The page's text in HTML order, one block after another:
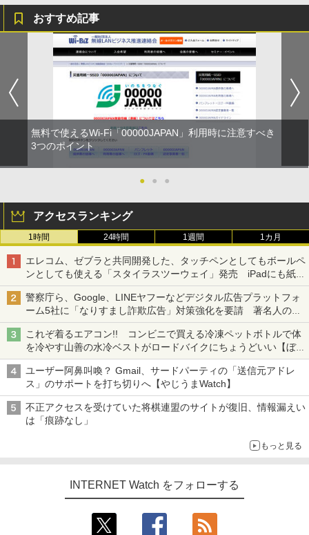
おすすめ記事
無料で使えるWi-Fi「00000JAPAN」利用時に注意すべき
3つのポイント
● ● ●
アクセスランキング
1時間 24時間 1週間 1カ月
エレコム、ゼブラと共同開発した、タッチペンとしてもボールペ
ンとしても使える「スタイラスツーウェイ」発売 iPadにも紙に
も、持ち替えずに書き込める
警察庁ら、Google、LINEヤフーなどデジタル広告プラットフォ
ーム5社に「なりすまし詐欺広告」対策強化を要請 著名人の写
真や映像を使った投資詐欺などへの対策として
これぞ着るエアコン!! コンビニで買える冷凍ペットボトルで体
を冷やす山善の水冷ベストがロードバイクにちょうどいい【ぼっ
ち・ざ・ろーど！その14】【空いた時間でなにしてる？】
ユーザー阿鼻叫喚？ Gmail、サードパーティの「送信元アドレ
ス」のサポートを打ち切りへ【やじうまWatch】
不正アクセスを受けていた将棋連盟のサイトが復旧、情報漏えい
は「痕跡なし」
もっと見る
INTERNET Watch をフォローする